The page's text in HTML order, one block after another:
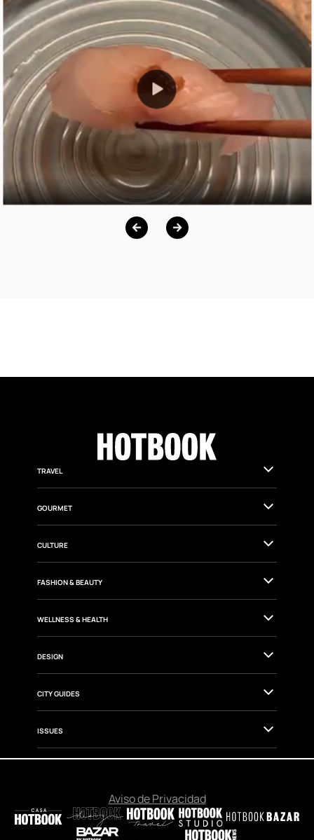
TRAVEL
GOURMET
CULTURE
FASHION & BEAUTY
WELLNESS & HEALTH
DESIGN
CITY GUIDES
ISSUES
Aviso de Privacidad